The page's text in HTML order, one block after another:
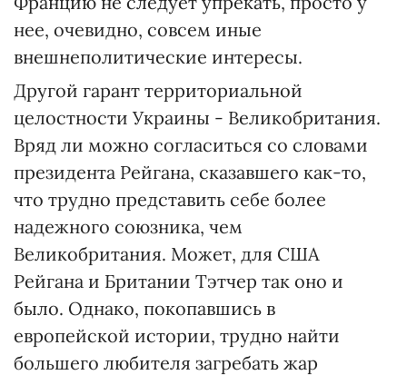
нее, очевидно, совсем иные
внешнеполитические интересы.
Другой гарант территориальной
целостности Украины - Великобритания.
Вряд ли можно согласиться со словами
президента Рейгана, сказавшего как-то,
что трудно представить себе более
надежного союзника, чем
Великобритания. Может, для США
Рейгана и Британии Тэтчер так оно и
было. Однако, покопавшись в
европейской истории, трудно найти
большего любителя загребать жар